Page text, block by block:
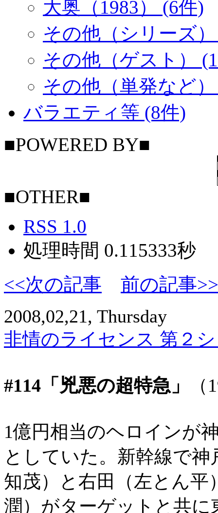
大奥（1983） (6件)
その他（シリーズ
その他（ゲスト）
その他（単発など
バラエティ等 (8件)
■POWERED BY■
■OTHER■
RSS 1.0
処理時間 0.115333秒
<<次の記事
前の記事>>
2008,02,21, Thursday
非情のライセンス 第２
#114「兇悪の超特急」
1億円相当のヘロインが
としていた。新幹線で
知茂）と右田（左とん平
潤）がターゲットと共